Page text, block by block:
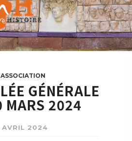
ASSOCIATION
GÉNÉRALE
MARS 2024
AVRIL 2024